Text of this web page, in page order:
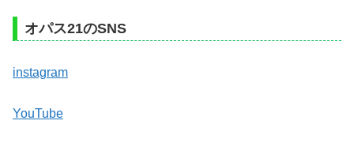
オパス21のSNS
instagram
YouTube